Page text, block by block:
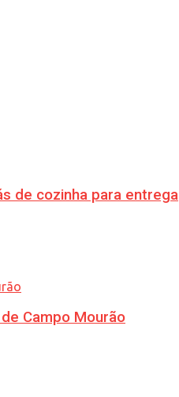
de cozinha para entrega
Campo Mourão